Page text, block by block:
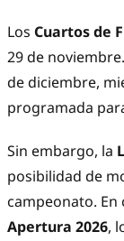
Los Cuartos de
29 de
de diciembre,
programada
Sin embargo, la
posibilidad de
campeonato. En
Apertura 2026,